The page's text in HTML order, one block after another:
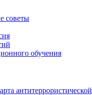
советы
обучения
антитеррористической